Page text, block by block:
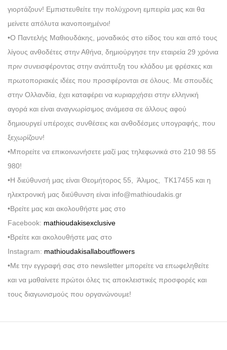
γιορτάζουν! Εμπιστευθείτε την πολύχρονη εμπειρία μας και θα
μείνετε απόλυτα ικανοποιημένοι!
•Ο Παντελής Μαθιουδάκης, μοναδικός στο είδος του και από τους
λίγους ανθοδέτες στην Αθήνα, δημιούργησε την εταιρεία 29 χρόνια
πριν συνεισφέροντας στην ανάπτυξη του κλάδου με φρέσκες και
πρωτοποριακές ιδέες που προσφέρονται σε όλους. Με σπουδές
στην Ολλανδία, έχει καταφέρει να κυριαρχήσει στην ελληνική
αγορά και είναι αναγνωρίσιμος ανάμεσα σε άλλους αφού
δημιουργεί υπέροχες συνθέσεις και ανθοδέσμες υπογραφής, που
ξεχωρίζουν!
•Μπορείτε να επικοινωνήσετε μαζί μας τηλεφωνικά στο 210 98 55
980!
•Η διεύθυνσή μας είναι Θεομήτορος 55, Άλιμος, ΤΚ17455 και η
ηλεκτρονική μας διεύθυνση είναι info@mathioudakis.gr
•Βρείτε μας και ακολουθήστε μας στο
Facebook: mathioudakisexclusive
•Βρείτε και ακολουθήστε μας στο
Instagram: mathioudakisallaboutflowers
•Με την εγγραφή σας στο newsletter μπορείτε να επωφεληθείτε
και να μαθαίνετε πρώτοι όλες τις αποκλειστικές προσφορές και
τους διαγωνισμούς που οργανώνουμε!